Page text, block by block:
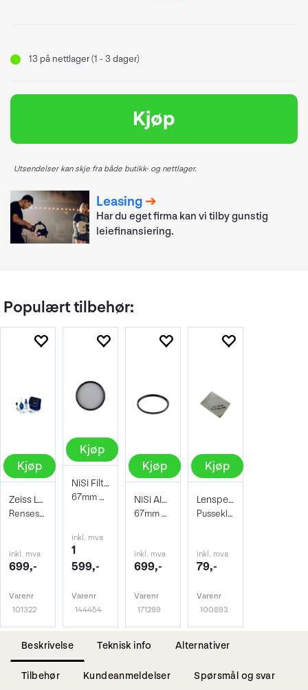
13 på nettlager (1 - 3 dager)
Kjøp
Utsendelser kan skje fra både butikk- og nettlager.
Leasing
Har du eget firma kan vi tilby gunstig
leiefinansiering.
Populært tilbehør:
Kjøp
Zeiss Lens Cleaning Kit
Rensesett for objektiv og kamera
inkl. mva
699,-
Varenr
101322
Kjøp
NiSi Filter Circ Polarizer True Color 67
67mm Pro Nano Pola Filter
inkl. mva
1
599,-
Varenr
144454
Kjøp
NiSi AIR Protector Filter 67mm
67mm Beskyttelsesfilter
inkl. mva
699,-
Varenr
171289
Kjøp
Lenspen Photo Microklear Cloth
Pusseklut i microfiber
inkl. mva
79,-
Varenr
100893
Beskrivelse Teknisk info Alternativer
Tilbehør Kundeanmeldelser Spørsmål og svar